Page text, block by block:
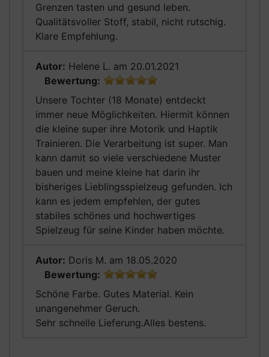
Grenzen tasten und gesund leben.
Qualitätsvoller Stoff, stabil, nicht rutschig.
Klare Empfehlung.
Autor: Helene L. am 20.01.2021
Bewertung:
Unsere Tochter (18 Monate) entdeckt
immer neue Möglichkeiten. Hiermit können
die kleine super ihre Motorik und Haptik
Trainieren. Die Verarbeitung ist super. Man
kann damit so viele verschiedene Muster
bauen und meine kleine hat darin ihr
bisheriges Lieblingsspielzeug gefunden. Ich
kann es jedem empfehlen, der gutes
stabiles schönes und hochwertiges
Spielzeug für seine Kinder haben möchte.
Autor: Doris M. am 18.05.2020
Bewertung:
Schöne Farbe. Gutes Material. Kein
unangenehmer Geruch.
Sehr schnelle Lieferung.Alles bestens.